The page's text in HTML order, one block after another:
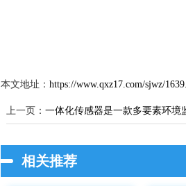
本文地址：https://www.qxz17.com/sjwz/
上一页：一体化传感器是一款多要素环境
相关推荐